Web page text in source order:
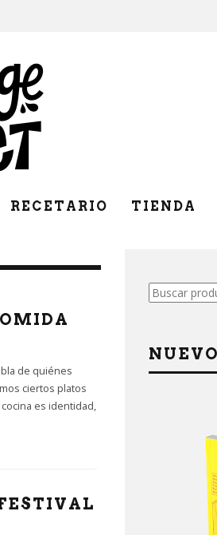
RECETARIO TIENDA
de quiénes
ciertos platos
es identidad,
Buscar
por: